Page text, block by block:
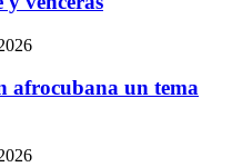
afrocubana un tema